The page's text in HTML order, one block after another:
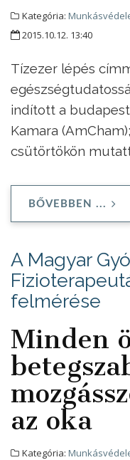
Kategória:
2015.10.12. 13:40
Tízezer lépés
indított a
Kamara
csütörtökön
BŐVEBBEN ...
A Magyar
felmérése
Minden
az oka
Kategória: